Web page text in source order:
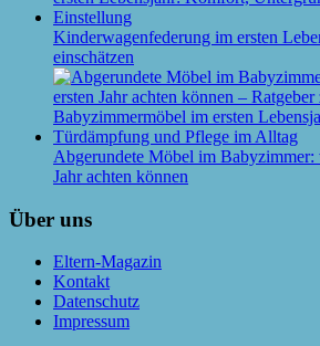
Kinderwagenfederung im ersten
einschätzen
Abgerundete Möbel im Babyzimmer:
Jahr achten können
Über uns
Eltern-Magazin
Kontakt
Datenschutz
Impressum